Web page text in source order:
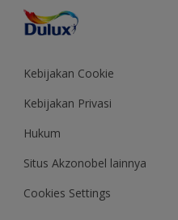
Saran Mendekorasi
Colour of the Year
Kebijakan Cookie
Kebijakan Privasi
Hukum
Situs Akzonobel lainnya
Cookies Settings